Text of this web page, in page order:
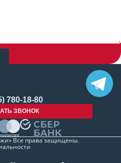
780-18-80
ЗВОНОК
Все права защищены.